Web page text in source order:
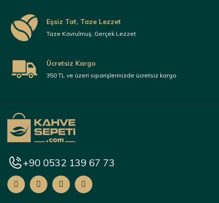
Eşsiz Tat, Taze Lezzet
Taze Kavrulmuş, Gerçek Lezzet
Ücretsiz Kargo
350 TL ve üzeri siparişlerinizde ücretsiz kargo
+90 0532 139 67 73